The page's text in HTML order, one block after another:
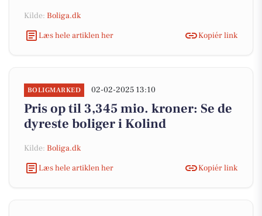
Kilde: Boliga.dk
Læs hele artiklen her
Kopiér link
BOLIGMARKED 02-02-2025 13:10
Pris op til 3,345 mio. kroner: Se de
dyreste boliger i Kolind
Kilde: Boliga.dk
Læs hele artiklen her
Kopiér link